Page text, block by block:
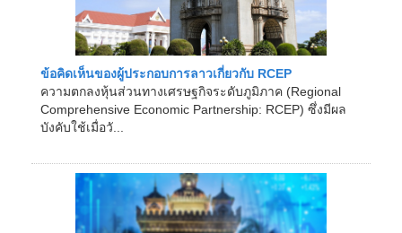
ข้อคิดเห็นของผู้ประกอบการลาวเกี่ยวกับ RCEP
ความตกลงหุ้นส่วนทางเศรษฐกิจระดับภูมิภาค (Regional
Comprehensive Economic Partnership: RCEP) ซึ่งมีผล
บังคับใช้เมื่อวั...